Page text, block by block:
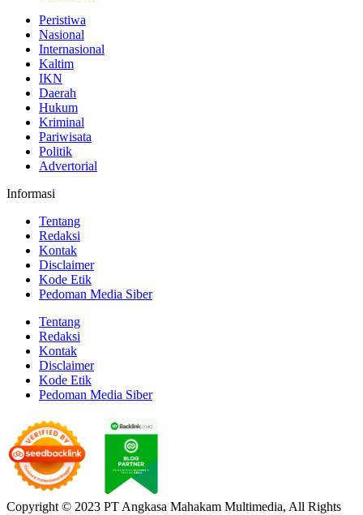
Peristiwa
Nasional
Internasional
Kaltim
IKN
Daerah
Hukum
Kriminal
Pariwisata
Politik
Advertorial
Informasi
Tentang
Redaksi
Kontak
Disclaimer
Kode Etik
Pedoman Media Siber
Tentang
Redaksi
Kontak
Disclaimer
Kode Etik
Pedoman Media Siber
Copyright © 2023 PT Angkasa Mahakam Multimedia, All Rights